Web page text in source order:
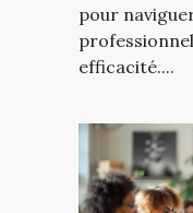
pour
efficacité....